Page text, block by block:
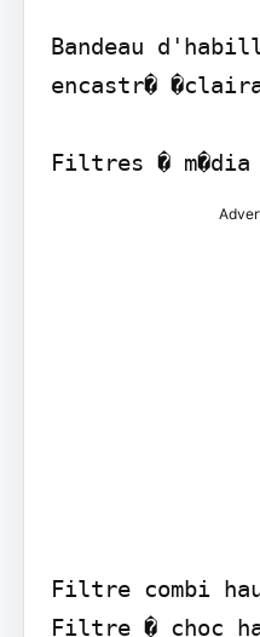
Bandeau
encastr�
Filtres � m�dia
Filtre combi
Filtre � choc